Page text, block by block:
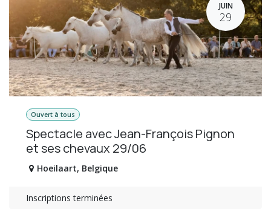
JUIN
29
Ouvert à tous
Spectacle avec Jean-François Pignon
et ses chevaux 29/06
Hoeilaart, Belgique
Inscriptions terminées